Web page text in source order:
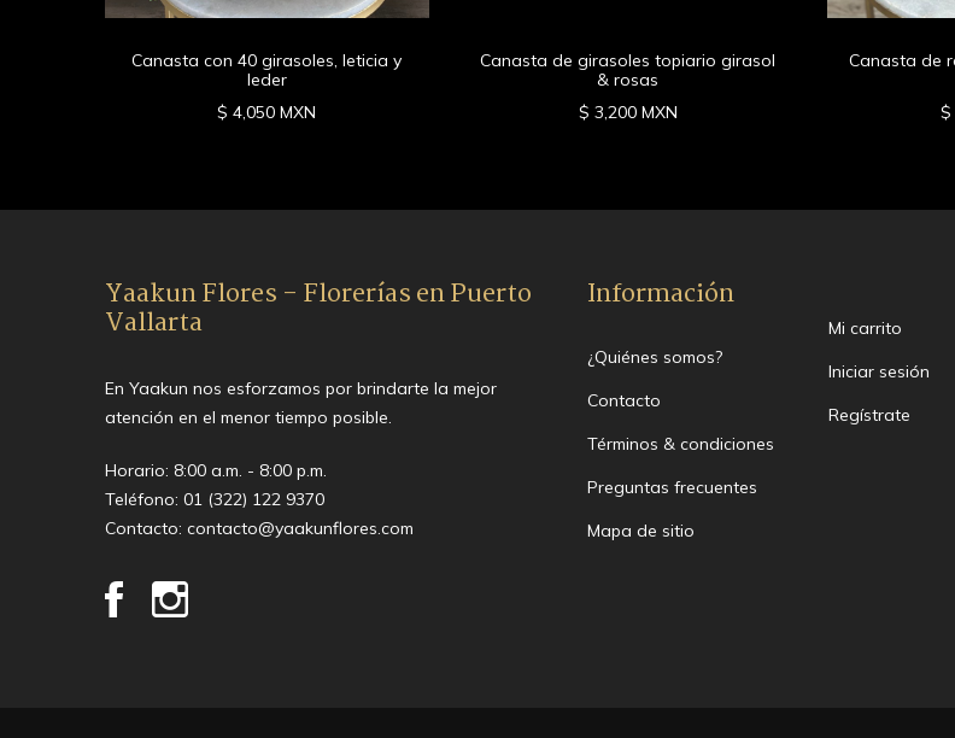
Canasta con 40 girasoles, leticia y
leder
$ 4,050 MXN
Canasta de girasoles topiario girasol
& rosas
$ 3,200 MXN
Canasta de
$
Yaakun Flores - Florerías en Puerto
Vallarta
En Yaakun nos esforzamos por brindarte la mejor
atención en el menor tiempo posible.
Horario: 8:00 a.m. - 8:00 p.m.
Teléfono: 01 (322) 122 9370
Contacto: contacto@yaakunflores.com
Información
¿Quiénes somos?
Contacto
Términos & condiciones
Preguntas frecuentes
Mapa de sitio
Mi carrito
Iniciar sesión
Regístrate